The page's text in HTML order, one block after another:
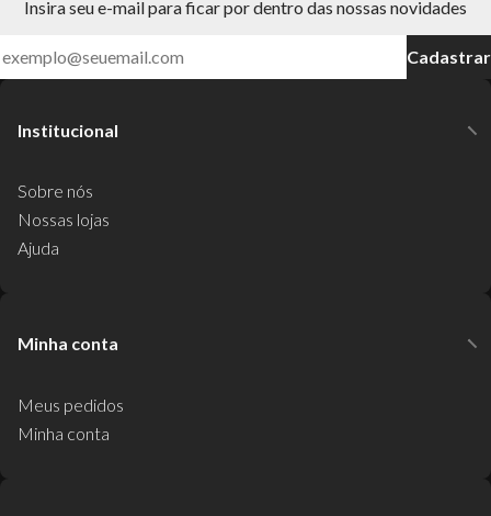
Insira seu e-mail para ficar por dentro das nossas novidades
Cadastrar
Institucional
Sobre nós
Nossas lojas
Ajuda
Minha conta
Meus pedidos
Minha conta